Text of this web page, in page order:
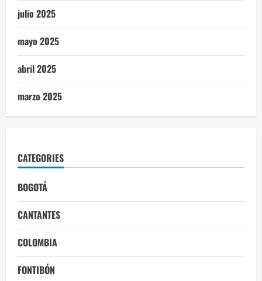
julio 2025
mayo 2025
abril 2025
marzo 2025
CATEGORIES
BOGOTÁ
CANTANTES
COLOMBIA
FONTIBÓN